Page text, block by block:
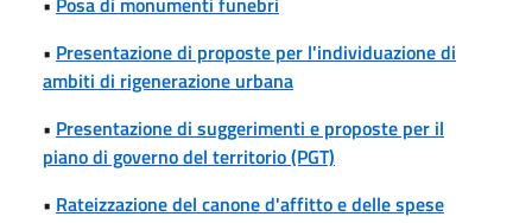
• Presentazione di proposte per l'individuazione di
ambiti di rigenerazione urbana
• Presentazione di suggerimenti e proposte per il
piano di governo del territorio (PGT)
• Rateizzazione del canone d'affitto e delle spese